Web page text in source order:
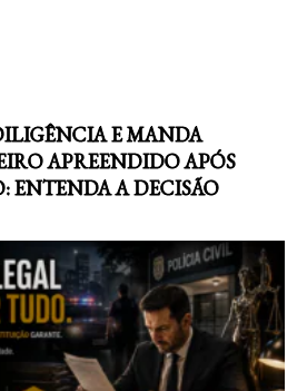
E MANDA
APREENDIDO APÓS
ENTENDA A DECISÃO